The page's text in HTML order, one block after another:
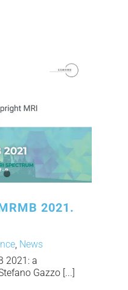
2021.
News
2021: a
Gazzo [...]